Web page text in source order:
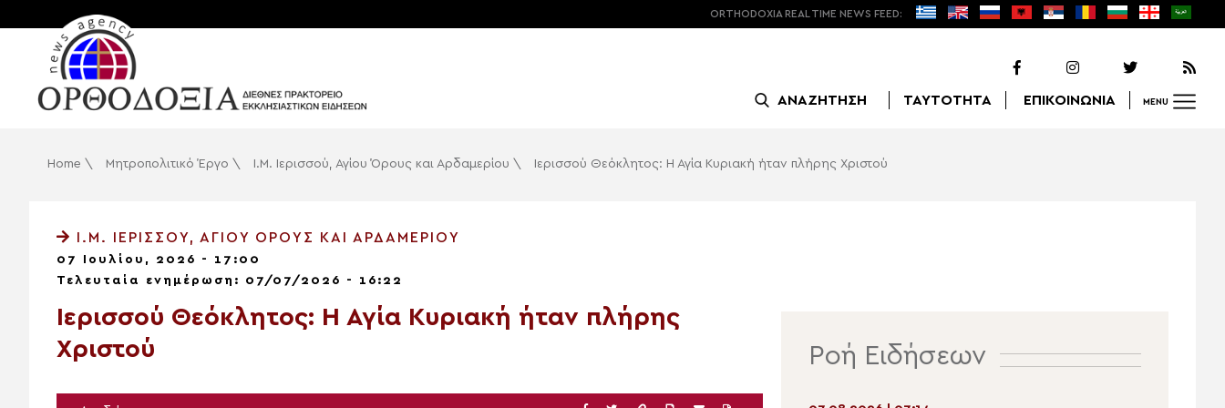
ORTHODOXIA REAL TIME NEWS FEED:
ΑΝΑΖΗΤΗΣΗ ΤΑΥΤΟΤΗΤΑ ΕΠΙΚΟΙΝΩΝΙΑ MENU
Home \ Μητροπολιτικό Έργο \ Ι.Μ. Ιερισσού, Αγίου Όρους και Αρδαμερίου \ Ιερισσού Θεόκλητος: Η Αγία Κυριακή ήταν πλήρης Χριστού
Ι.Μ. ΙΕΡΙΣΣΟΎ, ΑΓΊΟΥ ΌΡΟΥΣ ΚΑΙ ΑΡΔΑΜΕΡΊΟΥ
07 Ιουλίου, 2026 - 17:00
Τελευταία ενημέρωση: 07/07/2026 - 16:22
Ιερισσού Θεόκλητος: Η Αγία Κυριακή ήταν πλήρης
Χριστού
Ροή Ειδήσεων